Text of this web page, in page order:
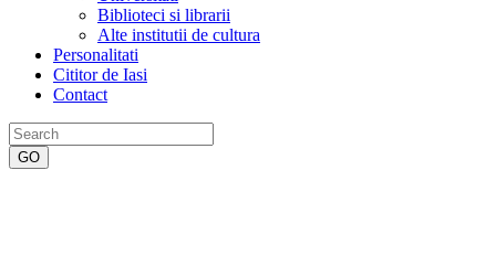
Biblioteci si librarii
Alte institutii de cultura
Personalitati
Cititor de Iasi
Contact